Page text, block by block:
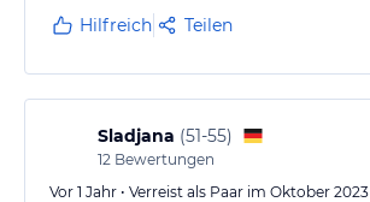
Hilfreich Teilen
Sladjana (51-55)
12 Bewertungen
Vor 1 Jahr • Verreist als Paar im Oktober 2023